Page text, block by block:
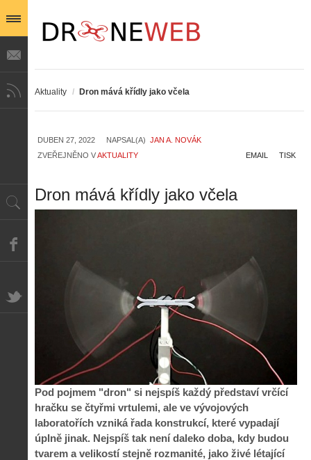
Aktuality / Dron mává křídly jako včela
DUBEN 27, 2022 NAPSAL(A) JAN A. NOVÁK
ZVEŘEJNĚNO VAKTUALITY TISK
EMAIL
Dron mává křídly jako včela
Pod pojmem "dron" si nejspíš každý představí vrčící
hračku se čtyřmi vrtulemi, ale ve vývojových
laboratořích vzniká řada konstrukcí, které vypadají
úplně jinak. Nejspíš tak není daleko doba, kdy budou
tvarem a velikostí stejně rozmanité, jako živé létající